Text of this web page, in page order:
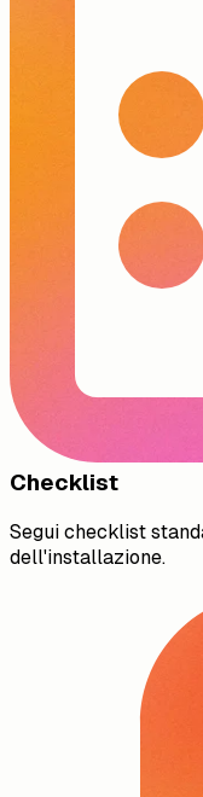
Checklist
Segui checklist
dell'installazione.